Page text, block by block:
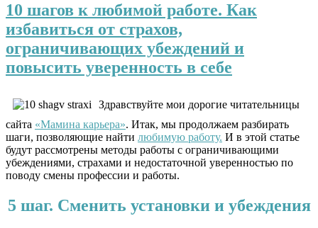
10 шагов к любимой работе. Как
избавиться от страхов,
ограничивающих убеждений и
повысить уверенность в себе
Здравствуйте мои дорогие читательницы
сайта «Мамина карьера». Итак, мы продолжаем разбирать
шаги, позволяющие найти любимую работу. И в этой статье
будут рассмотрены методы работы с ограничивающими
убеждениями, страхами и недостаточной уверенностью по
поводу смены профессии и работы.
5 шаг. Сменить установки и убеждения